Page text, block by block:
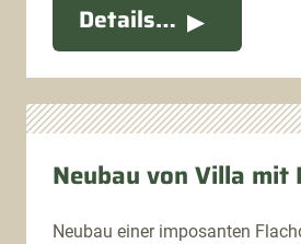
Details…
Neubau von Villa mit
Neubau einer imposanten